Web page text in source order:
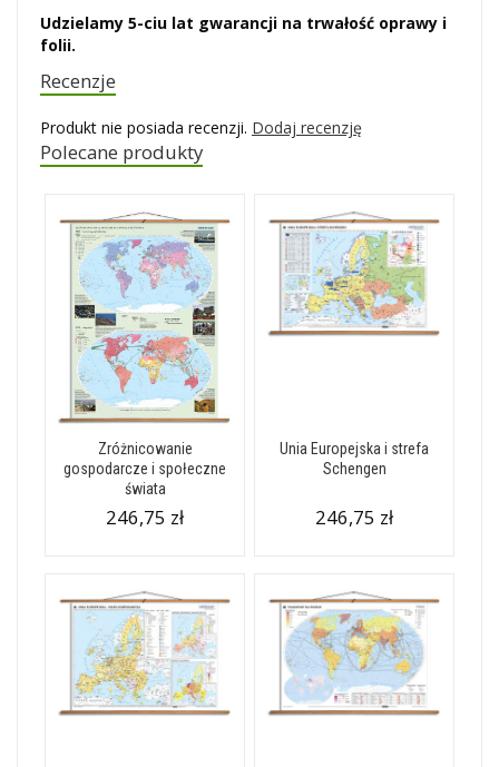
Udzielamy 5-ciu lat gwarancji na trwałość oprawy i
folii.
Recenzje
Produkt nie posiada recenzji. Dodaj recenzję
Polecane produkty
Zróżnicowanie
gospodarcze i społeczne
świata
246,75 zł
Unia Europejska i strefa
Schengen
246,75 zł